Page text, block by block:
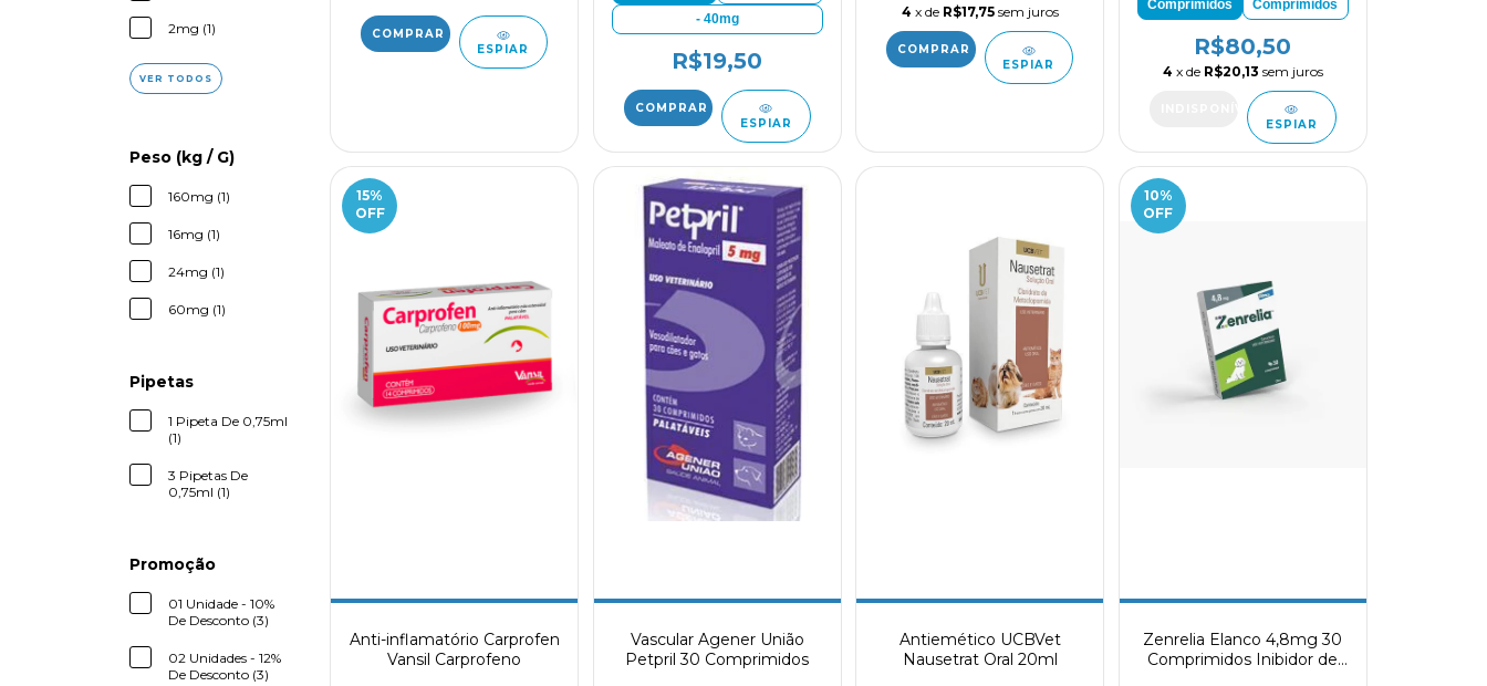
2mg (1)
VER TODOS
Peso (kg / G)
160mg (1)
16mg (1)
24mg (1)
60mg (1)
Pipetas
1 Pipeta De 0,75ml
(1)
3 Pipetas De
0,75ml (1)
Promoção
01 Unidade - 10%
De Desconto (3)
02 Unidades - 12%
De Desconto (3)
ESPIAR
- 40mg
R$19,50
ESPIAR
4 x de R$17,75 sem juros
ESPIAR
Comprimidos
Comprimidos
R$80,50
4 x de R$20,13 sem juros
ESPIAR
15%
OFF
Anti-inflamatório Carprofen
Vansil Carprofeno
Vascular Agener União
Petpril 30 Comprimidos
Antiemético UCBVet
Nausetrat Oral 20ml
10%
OFF
Zenrelia Elanco 4,8mg 30
Comprimidos Inibidor de